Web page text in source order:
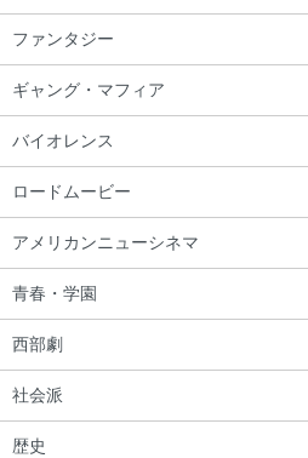
ファンタジー
ギャング・マフィア
バイオレンス
ロードムービー
アメリカンニューシネマ
青春・学園
西部劇
社会派
歴史